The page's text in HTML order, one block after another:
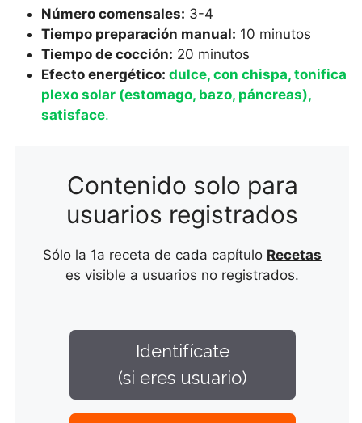
Número comensales: 3-4
Tiempo preparación manual: 10 minutos
Tiempo de cocción: 20 minutos
Efecto energético:dulce, con chispa, tonifica
plexo solar (estomago, bazo, páncreas),
satisface.
Contenido solo para
usuarios registrados
Sólo la 1a receta de cada capítulo Recetas
es visible a usuarios no registrados.
Identifícate
(si eres usuario)